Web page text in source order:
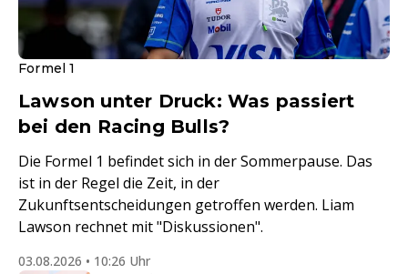
Formel 1
Lawson unter Druck: Was passiert
bei den Racing Bulls?
Die Formel 1 befindet sich in der Sommerpause. Das
ist in der Regel die Zeit, in der
Zukunftsentscheidungen getroffen werden. Liam
Lawson rechnet mit "Diskussionen".
03.08.2026 • 10:26 Uhr